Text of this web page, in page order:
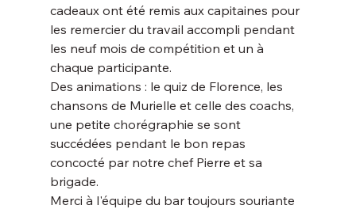
cadeaux ont été remis aux capitaines pour
les remercier du travail accompli pendant
les neuf mois de compétition et un à
chaque participante.
Des animations : le quiz de Florence, les
chansons de Murielle et celle des coachs,
une petite chorégraphie se sont
succédées pendant le bon repas
concocté par notre chef Pierre et sa
brigade.
Merci à l'équipe du bar toujours souriante